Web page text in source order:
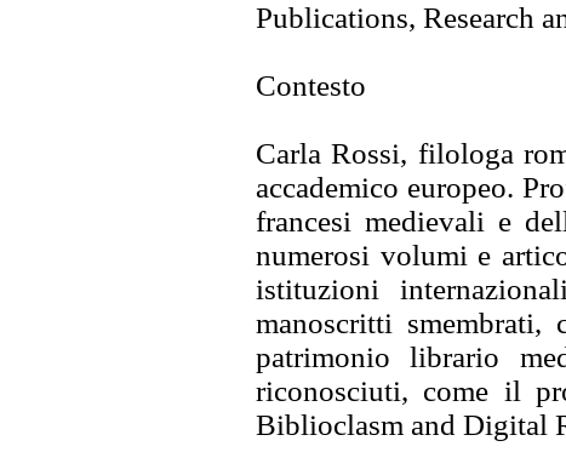
Publications, Research
Contesto
Carla Rossi, filologa
accademico europeo.
francesi medievali e
numerosi volumi e
istituzioni
manoscritti smembrati,
patrimonio librario
riconosciuti, come il
Biblioclasm and Digital